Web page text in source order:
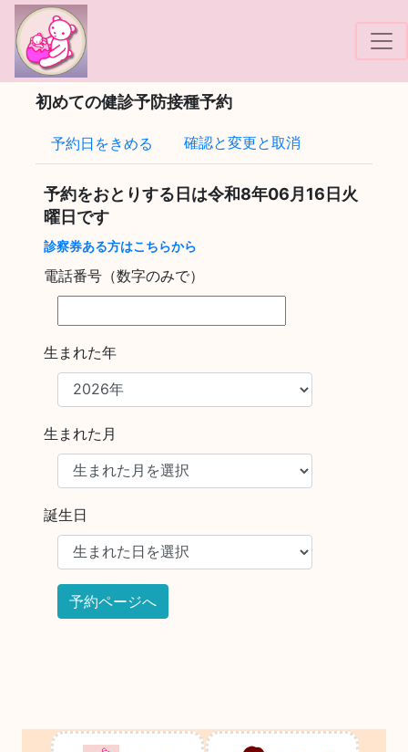
!-- Google tag (gtag.js) -->
初めての健診予防接種予約
予約日をきめる 確認と変更と取消
予約をおとりする日は令和8年06月16日火
曜日 です
診察券ある方はこちらから
電話番号（数字のみで）
生まれた年
生まれた月
誕生日